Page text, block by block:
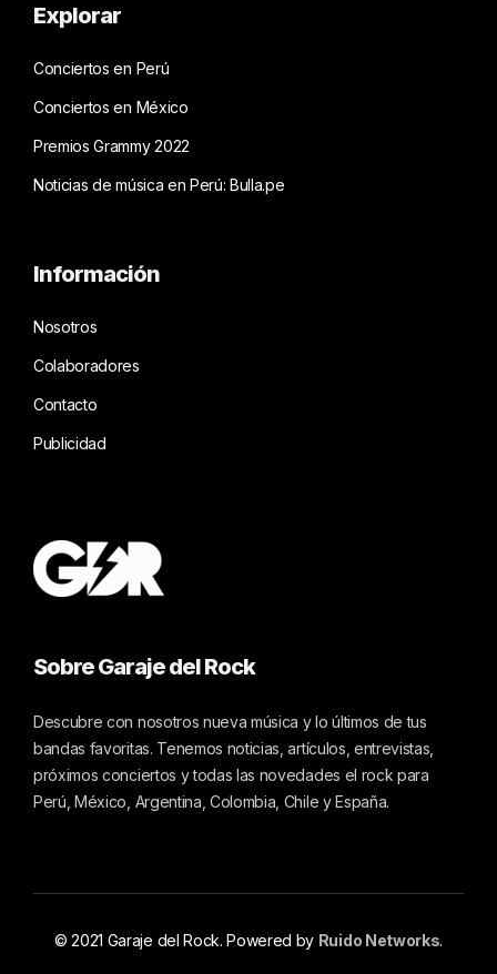
Explorar
Conciertos en Perú
Conciertos en México
Premios Grammy 2022
Noticias de música en Perú: Bulla.pe
Información
Nosotros
Colaboradores
Contacto
Publicidad
Sobre Garaje del Rock
Descubre con nosotros nueva música y lo últimos de tus
bandas favoritas. Tenemos noticias, artículos, entrevistas,
próximos conciertos y todas las novedades el rock para
Perú, México, Argentina, Colombia, Chile y España.
© 2021 Garaje del Rock. Powered by Ruido Networks.